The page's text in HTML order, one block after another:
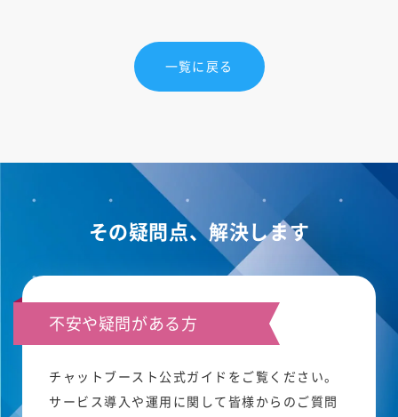
一覧に戻る
その疑問点、解決します
不安や疑問がある方
チャットブースト公式ガイドをご覧ください。
サービス導入や運用に関して皆様からのご質問